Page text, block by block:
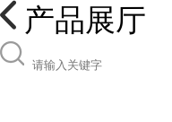
产品展厅